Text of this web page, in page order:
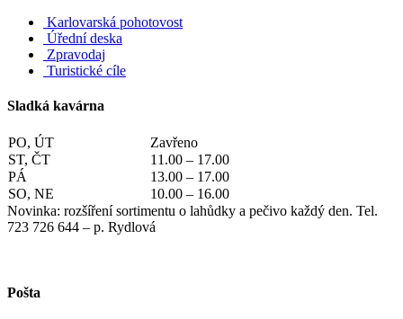
Karlovarská pohotovost
Úřední deska
Zpravodaj
Turistické cíle
Sladká kavárna
PO, ÚT
Zavřeno
ST, ČT
11.00 – 17.00
PÁ
13.00 – 17.00
SO, NE
10.00 – 16.00
Novinka: rozšíření sortimentu o lahůdky a pečivo každý den. Tel.
723 726 644 – p. Rydlová
Pošta